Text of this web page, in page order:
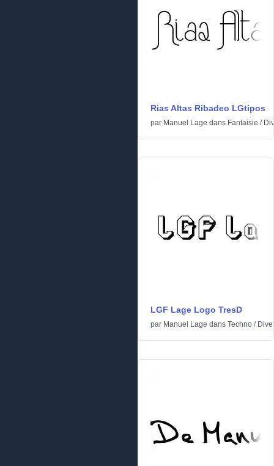
Rias Altas Ribadeo LGtipos
par Manuel Lage dans Fantaisie /
LGF Lage Logo TresD
par Manuel Lage dans Techno /